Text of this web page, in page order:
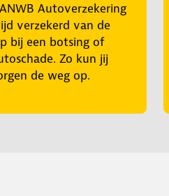
Autoverzekering
verzekerd van de
bij een botsing of
Zo kun jij
de weg op.